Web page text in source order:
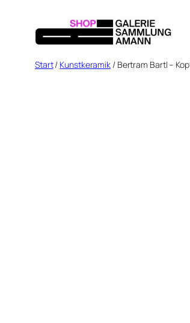
Inhalt
springen
Start/ Kunstkeramik / Bertram Bartl –